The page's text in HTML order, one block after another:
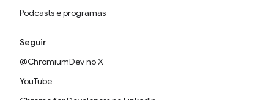
Podcasts e programas
Seguir
@ChromiumDev no X
YouTube